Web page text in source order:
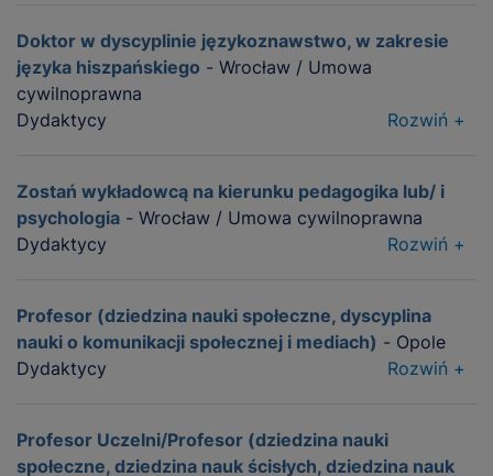
Doktor w dyscyplinie językoznawstwo, w zakresie
języka hiszpańskiego - Wrocław / Umowa
cywilnoprawna
Dydaktycy
Rozwiń +
Zostań wykładowcą na kierunku pedagogika lub/ i
psychologia - Wrocław / Umowa cywilnoprawna
Dydaktycy
Rozwiń +
Profesor (dziedzina nauki społeczne, dyscyplina
nauki o komunikacji społecznej i mediach) - Opole
Dydaktycy
Rozwiń +
Profesor Uczelni/Profesor (dziedzina nauki
społeczne, dziedzina nauk ścisłych, dziedzina nauk